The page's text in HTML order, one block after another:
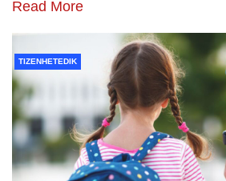
Read More
TIZENHETEDIK